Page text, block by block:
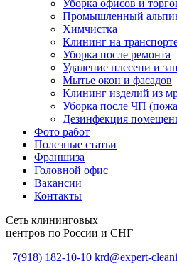
Уборка офисов и
Промышленный
Химчистка
Клининг на
Уборка после ремонта
Удаление плесени и
Мытье окон и фасадов
Клининг изделий из
Уборка после ЧП
Дезинфекция
Фото работ
Полезные статьи
Франшиза
Головной офис
Вакансии
Контакты
Сеть клининговых
центров по России и СНГ
+7(918) 182-10-10 krd@expert-